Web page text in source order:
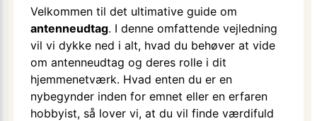
Velkommen til det ultimative guide om
antenneudtag. I denne omfattende vejledning
vil vi dykke ned i alt, hvad du behøver at vide
om antenneudtag og deres rolle i dit
hjemmenetværk. Hvad enten du er en
nybegynder inden for emnet eller en erfaren
hobbyist, så lover vi, at du vil finde værdifuld